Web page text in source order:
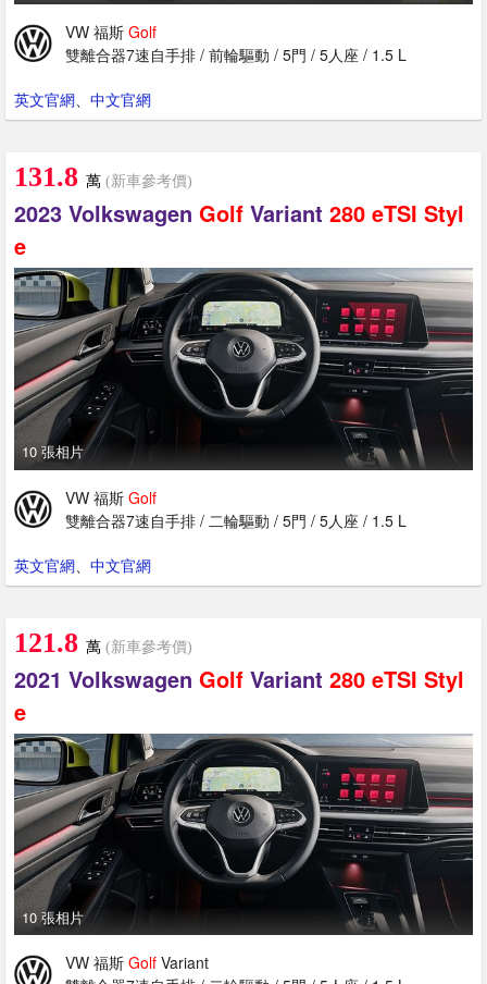
VW 福斯 Golf
雙離合器7速自手排 / 前輪驅動 / 5門 / 5人座 / 1.5 L
英文官網、 中文官網
131.8 萬 (新車參考價)
2023 Volkswagen Golf Variant 280 eTSI Styl
e
10 張相片
VW 福斯 Golf
雙離合器7速自手排 / 二輪驅動 / 5門 / 5人座 / 1.5 L
英文官網 中文官網
121.8 萬 (新車參考價)
2021 Volkswagen Golf Variant 280 eTSI Styl
e
10 張相片
VW 福斯 Golf Variant